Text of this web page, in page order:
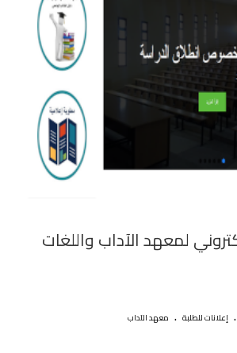
لمعهد اﻵداب واللغات
. إعلانات للطلبة . معهد الآداب